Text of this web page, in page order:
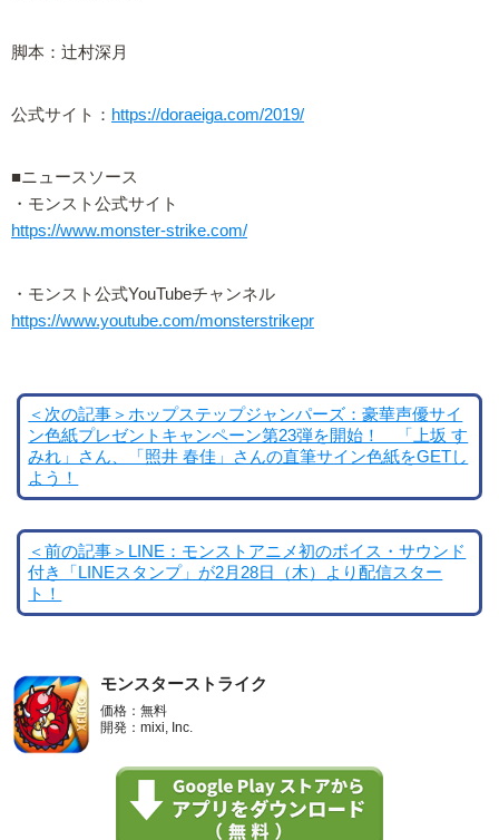
脚本：辻村深月
公式サイト： https://doraeiga.com/2019/
■ニュースソース
・モンスト公式サイト
https://www.monster-strike.com/
・モンスト公式YouTubeチャンネル
https://www.youtube.com/monsterstrikepr
＜次の記事＞ホップステップジャンパーズ：豪華声優サイ
ン色紙プレゼントキャンペーン第23弾を開始！ 「上坂 す
みれ」さん、「照井 春佳」さんの直筆サイン色紙をGETし
よう！
＜前の記事＞LINE：モンストアニメ初のボイス・サウンド
付き「LINEスタンプ」が2月28日（木）より配信スター
ト！
モンスターストライク
価格：無料
開発：mixi, Inc.